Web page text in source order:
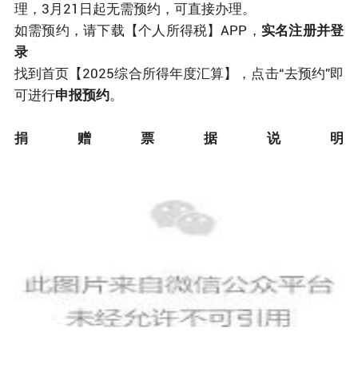
理，3月21日起无需预约，可直接办理。
如需预约，请下载【个人所得税】APP， 实名注册并登
录
找到首页【2025综合所得年度汇算】，点击“去预约”即
可进行申报预约。
捐赠票据说明